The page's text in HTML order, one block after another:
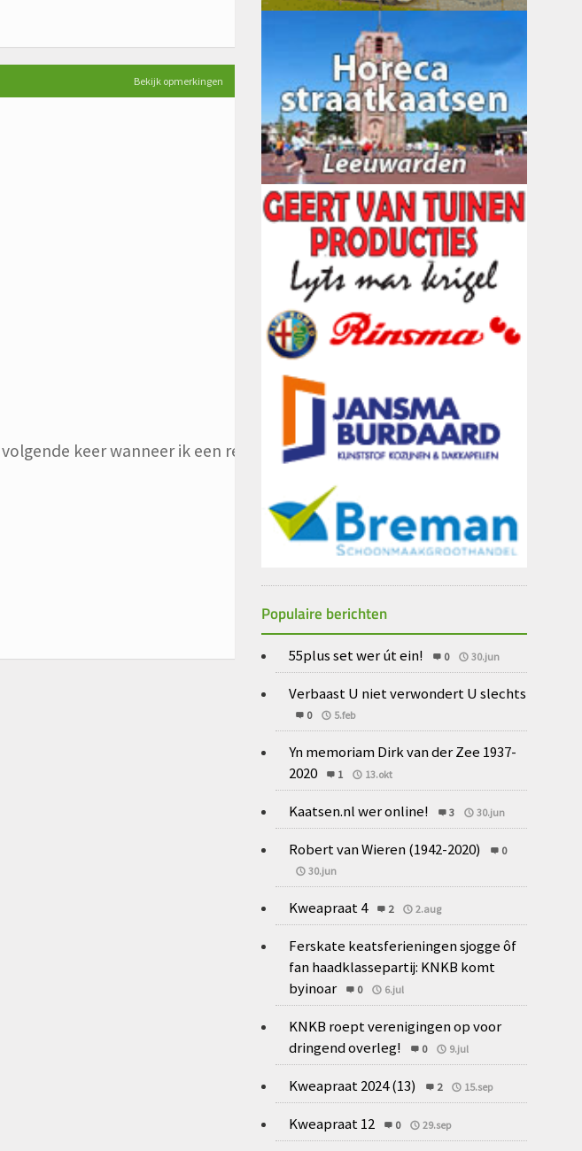
Bekijk opmerkingen
keer wanneer ik een reactie plaats.
Populaire berichten
55plus set wer út ein! 0 30.jun
Verbaast U niet verwondert U slechts
0 5.feb
Yn memoriam Dirk van der Zee 1937-
2020
1 13.okt
Kaatsen.nl wer online! 3 30.jun
Robert van Wieren (1942-2020)
0
30.jun
Kweapraat 4 2 2.aug
Ferskate keatsferieningen sjogge ôf
fan haadklassepartij: KNKB komt
byinoar
0 6.jul
KNKB roept verenigingen op voor
dringend overleg!
0 9.jul
Kweapraat 2024 (13) 2 15.sep
Kweapraat 12 0 29.sep